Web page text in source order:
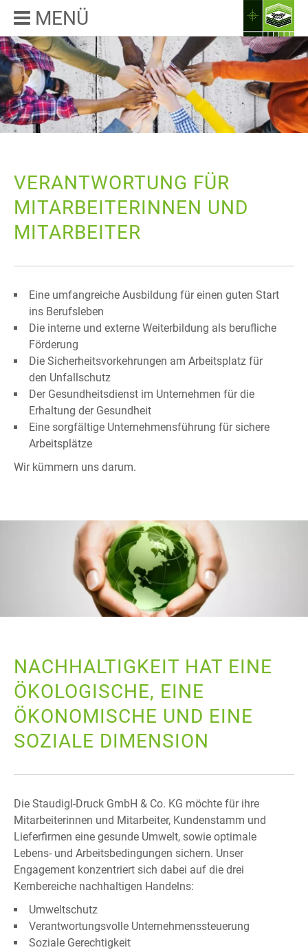
MENÜ
VERANTWORTUNG FÜR
MITARBEITERINNEN UND
MITARBEITER
Eine umfangreiche Ausbildung für einen guten Start
ins Berufsleben
Die interne und externe Weiterbildung als berufliche
Förderung
Die Sicherheitsvorkehrungen am Arbeitsplatz für
den Unfallschutz
Der Gesundheitsdienst im Unternehmen für die
Erhaltung der Gesundheit
Eine sorgfältige Unternehmensführung für sichere
Arbeitsplätze
Wir kümmern uns darum.
NACHHALTIGKEIT HAT EINE
ÖKOLOGISCHE, EINE
ÖKONOMISCHE UND EINE
SOZIALE DIMENSION
Die Staudigl-Druck GmbH & Co. KG möchte für ihre
Mitarbeiterinnen und Mitarbeiter, Kundenstamm und
Lieferfirmen eine gesunde Umwelt, sowie optimale
Lebens- und Arbeitsbedingungen sichern. Unser
Engagement konzentriert sich dabei auf die drei
Kernbereiche nachhaltigen Handelns:
Umweltschutz
Verantwortungsvolle Unternehmenssteuerung
Soziale Gerechtigkeit